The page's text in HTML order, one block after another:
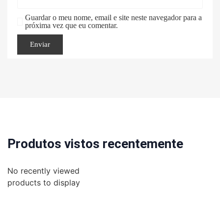
Guardar o meu nome, email e site neste navegador para a
próxima vez que eu comentar.
Produtos vistos recentemente
No recently viewed
products to display